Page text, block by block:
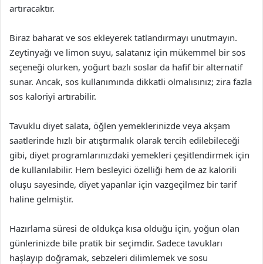
artıracaktır.
Biraz baharat ve sos ekleyerek tatlandırmayı unutmayın.
Zeytinyağı ve limon suyu, salatanız için mükemmel bir sos
seçeneği olurken, yoğurt bazlı soslar da hafif bir alternatif
sunar. Ancak, sos kullanımında dikkatli olmalısınız; zira fazla
sos kaloriyi artırabilir.
Tavuklu diyet salata, öğlen yemeklerinizde veya akşam
saatlerinde hızlı bir atıştırmalık olarak tercih edilebileceği
gibi, diyet programlarınızdaki yemekleri çeşitlendirmek için
de kullanılabilir. Hem besleyici özelliği hem de az kalorili
oluşu sayesinde, diyet yapanlar için vazgeçilmez bir tarif
haline gelmiştir.
Hazırlama süresi de oldukça kısa olduğu için, yoğun olan
günlerinizde bile pratik bir seçimdir. Sadece tavukları
haşlayıp doğramak, sebzeleri dilimlemek ve sosu